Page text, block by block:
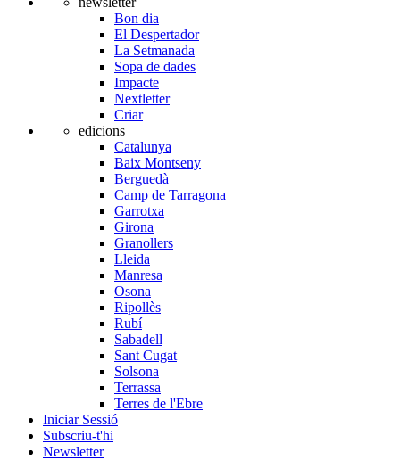
Bon dia
El Despertador
La Setmanada
Sopa de dades
Impacte
Nextletter
Criar
edicions
Catalunya
Baix Montseny
Berguedà
Camp de Tarragona
Garrotxa
Girona
Granollers
Lleida
Manresa
Osona
Ripollès
Rubí
Sabadell
Sant Cugat
Solsona
Terrassa
Terres de l'Ebre
Iniciar Sessió
Subscriu-t'hi
Newsletter